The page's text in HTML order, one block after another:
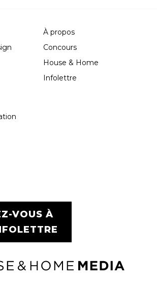
À propos
Concours
House & Home
Infolettre
VOUS À